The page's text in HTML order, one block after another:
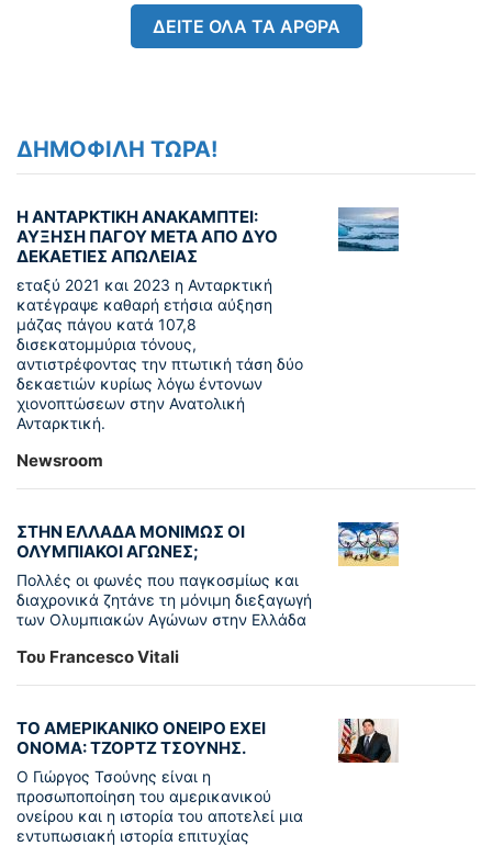
ΔΕΙΤΕ ΟΛΑ ΤΑ ΑΡΘΡΑ
ΔΗΜΟΦΙΛΗ ΤΩΡΑ!
Η ΑΝΤΑΡΚΤΙΚΗ ΑΝΑΚΑΜΠΤΕΙ:
ΑΥΞΗΣΗ ΠΑΓΟΥ ΜΕΤΑ ΑΠΟ ΔΥΟ
ΔΕΚΑΕΤΙΕΣ ΑΠΩΛΕΙΑΣ
εταξύ 2021 και 2023 η Ανταρκτική
κατέγραψε καθαρή ετήσια αύξηση
μάζας πάγου κατά 107,8
δισεκατομμύρια τόνους,
αντιστρέφοντας την πτωτική τάση δύο
δεκαετιών κυρίως λόγω έντονων
χιονοπτώσεων στην Ανατολική
Ανταρκτική.
Newsroom
ΣΤΗΝ ΕΛΛΑΔΑ ΜΟΝΙΜΩΣ ΟΙ
ΟΛΥΜΠΙΑΚΟΙ ΑΓΩΝΕΣ;
Πολλές οι φωνές που παγκοσμίως και
διαχρονικά ζητάνε τη μόνιμη διεξαγωγή
των Ολυμπιακών Αγώνων στην Ελλάδα
Του Francesco Vitali
ΤΟ ΑΜΕΡΙΚΑΝΙΚΟ ΟΝΕΙΡΟ ΕΧΕΙ
ΟΝΟΜΑ: ΤΖΟΡΤΖ ΤΣΟΥΝΗΣ.
Ο Γιώργος Τσούνης είναι η
προσωποποίηση του αμερικανικού
ονείρου και η ιστορία του αποτελεί μια
εντυπωσιακή ιστορία επιτυχίας